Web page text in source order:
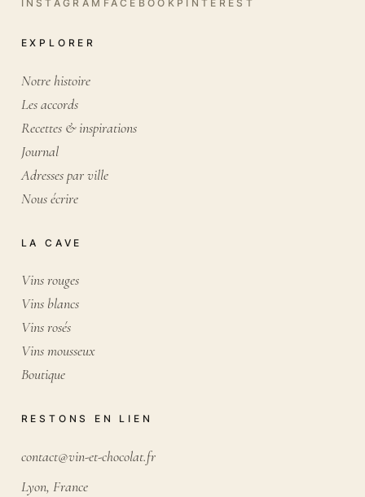
EXPLORER
Notre histoire
Les accords
Recettes & inspirations
Journal
Adresses par ville
Nous écrire
LA CAVE
Vins rouges
Vins blancs
Vins rosés
Vins mousseux
Boutique
RESTONS EN LIEN
contact@vin-et-chocolat.fr
Lyon, France